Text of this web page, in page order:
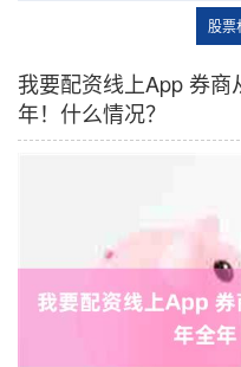
股票
我要配资线上App 券
年！什么情况？